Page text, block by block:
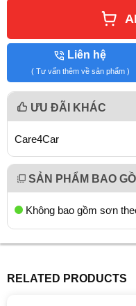
Liên hệ
( Tư vấn thêm về sản phẩm )
ƯU ĐÃI KHÁC
Care4Car
SẢN PHẨM BAO
Không bao gồm sơn
RELATED PRODUCTS